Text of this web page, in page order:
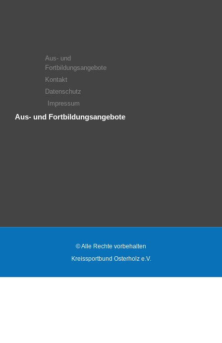
Aus- und
Fortbildungsangebote
Kontakt
Datenschutz
Impressum
Aus- und Fortbildungsangebote
© Alle Rechte vorbehalten
Kreissportbund Osterholz e.V.